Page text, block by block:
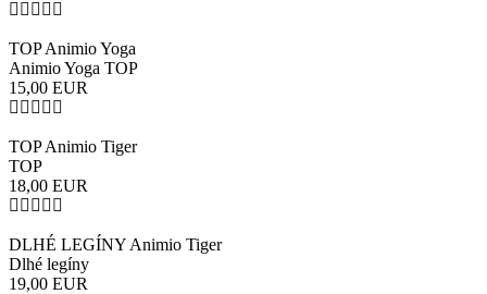
TOP Animio Yoga
Animio Yoga TOP
15,00 EUR
TOP Animio Tiger
TOP
18,00 EUR
DLHÉ LEGÍNY Animio Tiger
Dlhé legíny
19,00 EUR